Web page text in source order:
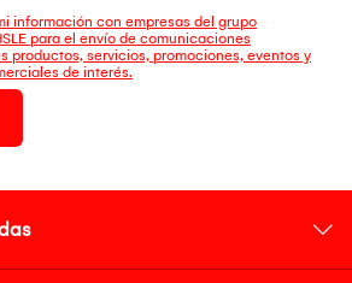
información con empresas del grupo
para el envío de comunicaciones
productos, servicios, promociones, eventos y
de interés.